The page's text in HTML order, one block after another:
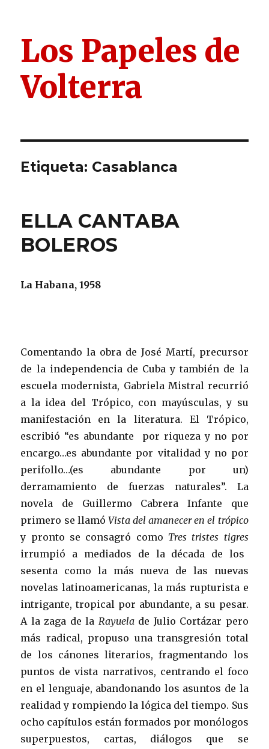
Los Papeles de
Volterra
Etiqueta: Casablanca
ELLA CANTABA
BOLEROS
La Habana, 1958
Comentando la obra de José Martí, precursor
de la independencia de Cuba y también de la
escuela modernista, Gabriela Mistral recurrió
a la idea del Trópico, con mayúsculas, y su
manifestación en la literatura. El Trópico,
escribió “es abundante por riqueza y no por
encargo…es abundante por vitalidad y no por
perifollo…(es abundante por un)
derramamiento de fuerzas naturales”. La
novela de Guillermo Cabrera Infante que
primero se llamó Vista del amanecer en el trópico
y pronto se consagró como Tres tristes tigres
irrumpió a mediados de la década de los
sesenta como la más nueva de las nuevas
novelas latinoamericanas, la más rupturista e
intrigante, tropical por abundante, a su pesar.
A la zaga de la Rayuela de Julio Cortázar pero
más radical, propuso una transgresión total
de los cánones literarios, fragmentando los
puntos de vista narrativos, centrando el foco
en el lenguaje, abandonando los asuntos de la
realidad y rompiendo la lógica del tiempo. Sus
ocho capítulos están formados por monólogos
superpuestos, cartas, diálogos que se